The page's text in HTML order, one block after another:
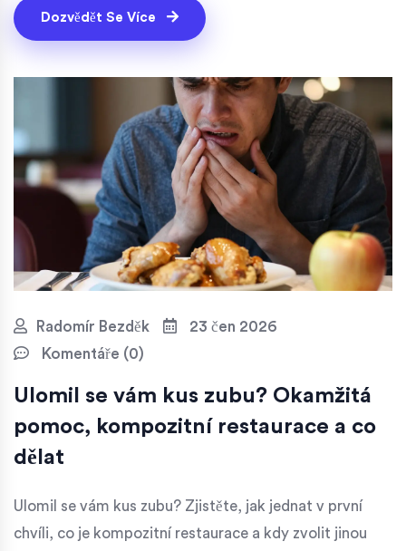
Dozvědět Se Více
Radomír Bezděk
23 čen 2026
Komentáře (0)
Ulomil se vám kus zubu? Okamžitá
pomoc, kompozitní restaurace a co
dělat
Ulomil se vám kus zubu? Zjistěte, jak jednat v první
chvíli, co je kompozitní restaurace a kdy zvolit jinou